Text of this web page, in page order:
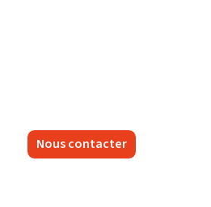
Nous contacter